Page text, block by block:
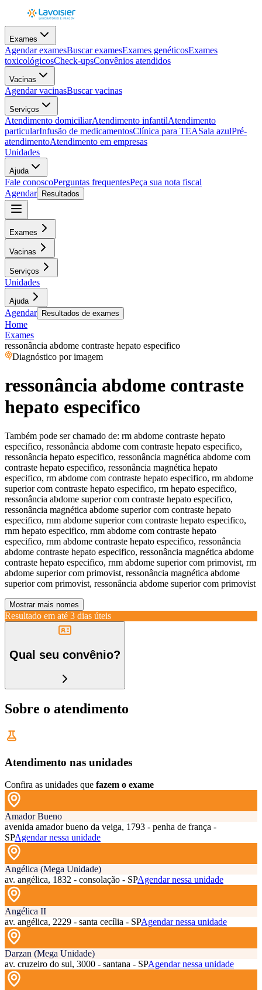
Exames
Agendar examesBuscar examesExames genéticosExames
toxicológicosCheck-upsConvênios atendidos
Vacinas
Agendar vacinasBuscar vacinas
Serviços
Atendimento domiciliarAtendimento infantilAtendimento
particularInfusão de medicamentosClínica para TEASala azulPré-
atendimentoAtendimento em empresas
Unidades
Ajuda
Fale conoscoPerguntas frequentesPeça sua nota fiscal
Agendar
Resultados
Exames
Vacinas
Serviços
Unidades
Ajuda
Agendar Resultados de exames
Home
Exames
ressonância abdome contraste hepato especifico
Diagnóstico por imagem
ressonância abdome contraste
hepato especifico
Também pode ser chamado de: rm abdome contraste hepato
especifico, ressonância abdome com contraste hepato especifico,
ressonância hepato especifico, ressonância magnética abdome com
contraste hepato especifico, ressonância magnética hepato
especifico, rm abdome com contraste hepato especifico, rm abdome
superior com contraste hepato especifico, rm hepato especifico,
ressonância abdome superior com contraste hepato especifico,
ressonância magnética abdome superior com contraste hepato
especifico, rnm abdome superior com contraste hepato especifico,
rnm hepato especifico, rnm abdome com contraste hepato
especifico, rnm abdome contraste hepato especifico, ressonância
abdome contraste hepato especifico, ressonância magnética abdome
contraste hepato especifico, rnm abdome superior com primovist, rm
abdome superior com primovist, ressonância magnética abdome
superior com primovist, ressonância abdome superior com primovist
Mostrar mais nomes
Resultado em até 3 dias úteis
Qual seu convênio?
Sobre o atendimento
Atendimento nas unidades
Confira as unidades que fazem o exame
Amador Bueno
avenida amador bueno da veiga, 1793 - penha de frança -
SPAgendar nessa unidade
Angélica (Mega Unidade)
av. angélica, 1832 - consolação - SPAgendar nessa unidade
Angélica II
av. angélica, 2229 - santa cecília - SPAgendar nessa unidade
Darzan (Mega Unidade)
av. cruzeiro do sul, 3000 - santana - SPAgendar nessa unidade